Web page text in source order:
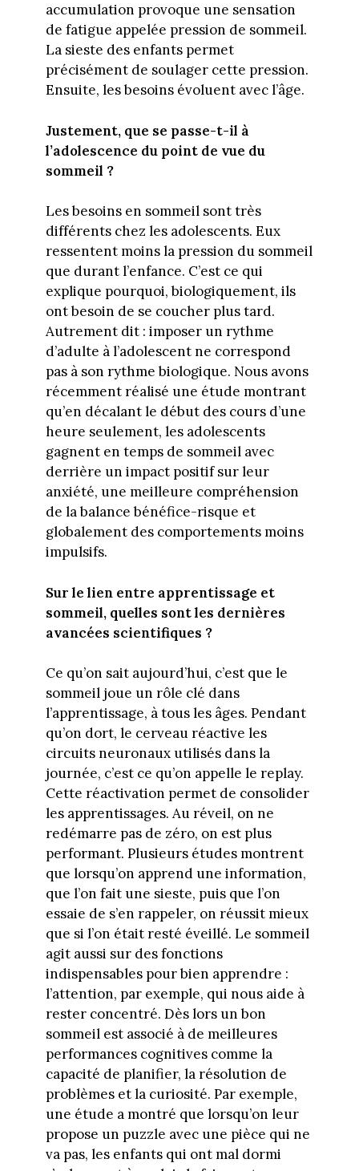
accumulation provoque une sensation
de fatigue appelée pression de sommeil.
La sieste des enfants permet
précisément de soulager cette pression.
Ensuite, les besoins évoluent avec l’âge.
Justement, que se passe-t-il à
l’adolescence du point de vue du
sommeil ?
Les besoins en sommeil sont très
différents chez les adolescents. Eux
ressentent moins la pression du sommeil
que durant l’enfance. C’est ce qui
explique pourquoi, biologiquement, ils
ont besoin de se coucher plus tard.
Autrement dit : imposer un rythme
d’adulte à l’adolescent ne correspond
pas à son rythme biologique. Nous avons
récemment réalisé une étude montrant
qu’en décalant le début des cours d’une
heure seulement, les adolescents
gagnent en temps de sommeil avec
derrière un impact positif sur leur
anxiété, une meilleure compréhension
de la balance bénéfice-risque et
globalement des comportements moins
impulsifs.
Sur le lien entre apprentissage et
sommeil, quelles sont les dernières
avancées scientifiques ?
Ce qu’on sait aujourd’hui, c’est que le
sommeil joue un rôle clé dans
l’apprentissage, à tous les âges. Pendant
qu’on dort, le cerveau réactive les
circuits neuronaux utilisés dans la
journée, c’est ce qu’on appelle le replay.
Cette réactivation permet de consolider
les apprentissages. Au réveil, on ne
redémarre pas de zéro, on est plus
performant. Plusieurs études montrent
que lorsqu’on apprend une information,
que l’on fait une sieste, puis que l’on
essaie de s’en rappeler, on réussit mieux
que si l’on était resté éveillé. Le sommeil
agit aussi sur des fonctions
indispensables pour bien apprendre :
l’attention, par exemple, qui nous aide à
rester concentré. Dès lors un bon
sommeil est associé à de meilleures
performances cognitives comme la
capacité de planifier, la résolution de
problèmes et la curiosité. Par exemple,
une étude a montré que lorsqu’on leur
propose un puzzle avec une pièce qui ne
va pas, les enfants qui ont mal dormi